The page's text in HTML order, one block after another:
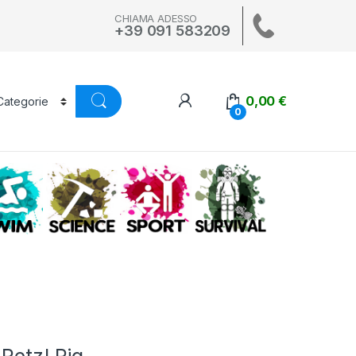
CHIAMA ADESSO
+39 091 583209
0
0,00€
SWIM SCIENCE ALTRI SPORT